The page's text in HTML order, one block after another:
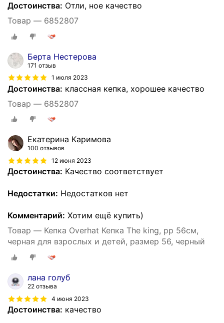
Достоинства: Отли, ное качество
Товар — 6852807
Берта Нестерова
171 отзыв
1 июля 2023
Достоинства: классная кепка, хорошее качество
Товар — 6852807
Екатерина Каримова
100 отзывов
12 июня 2023
Достоинства: Качество соответствует
Недостатки: Недостатков нет
Комментарий: Хотим ещё купить)
Товар — Кепка Overhat Кепка The king, рр 56см,
черная для взрослых и детей, размер 56, черный
лана голуб
22 отзыва
4 июня 2023
Достоинства: качество